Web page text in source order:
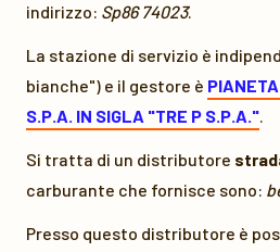
indirizzo: Sp86 74023.
La stazione di servizio è
bianche") e il gestore è
S.P.A. IN SIGLA "TRE P S.P.A.".
Si tratta di un distributore
carburante che fornisce sono:
Presso questo distributore è